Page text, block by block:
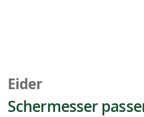
Anfang
der
Bildgalerie
springen
Eider
Schermesser